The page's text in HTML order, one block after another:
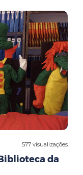
577 visualizações
da